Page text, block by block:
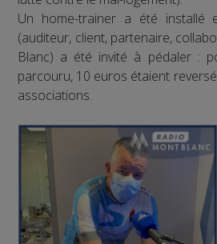
Un home-trainer a été installé
(auditeur, client, partenaire,
Blanc) a été invité à pédaler :
parcouru, 10 euros étaient
associations.